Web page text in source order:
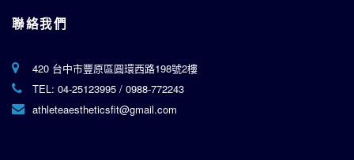
聯絡我們
420 台中市豐原區圓環西路198號2樓
TEL: 04-25123995 / 0988-772243
athleteaestheticsfit@gmail.com